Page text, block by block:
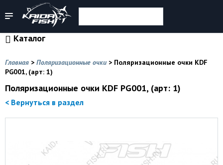
Каталог
Главная > Поляризационные очки > Поляризационные очки KDF
PG001, (арт: 1)
Поляризационные очки KDF PG001, (арт: 1)
< Вернуться в раздел